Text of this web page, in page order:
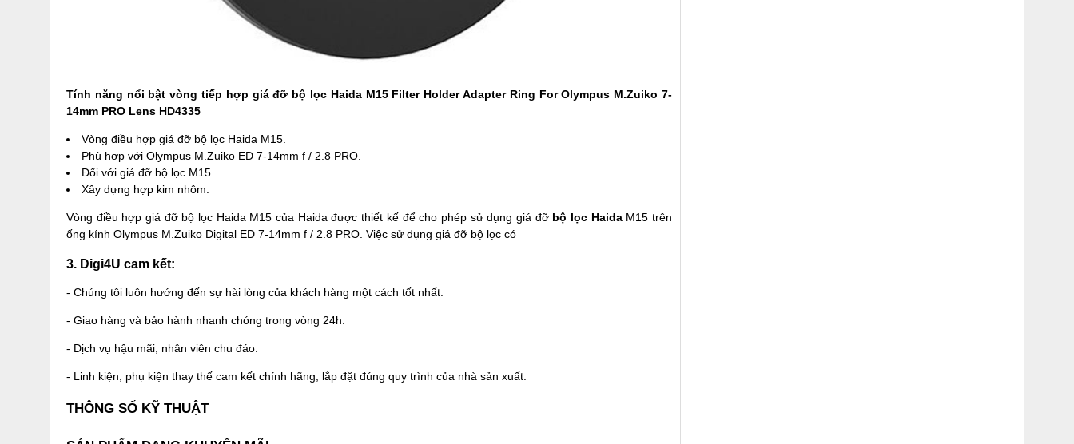
Tính năng nổi bật vòng tiếp hợp giá đỡ bộ lọc Haida M15 Filter Holder Adapter Ring For Olympus M.Zuiko 7-
14mm PRO Lens HD4335
Vòng điều hợp giá đỡ bộ lọc Haida M15.
Phù hợp với Olympus M.Zuiko ED 7-14mm f / 2.8 PRO.
Đối với giá đỡ bộ lọc M15.
Xây dựng hợp kim nhôm.
Vòng điều hợp giá đỡ bộ lọc Haida M15 của Haida được thiết kế để cho phép sử dụng giá đỡ bộ lọc HaidaM15 trên
ống kính Olympus M.Zuiko Digital ED 7-14mm f / 2.8 PRO. Việc sử dụng giá đỡ bộ lọc có
3. Digi4U cam kết:
- Chúng tôi luôn hướng đến sự hài lòng của khách hàng một cách tốt nhất.
- Giao hàng và bảo hành nhanh chóng trong vòng 24h.
- Dịch vụ hậu mãi, nhân viên chu đáo.
- Linh kiện, phụ kiện thay thế cam kết chính hãng, lắp đặt đúng quy trình của nhà sản xuất.
THÔNG SỐ KỸ THUẬT